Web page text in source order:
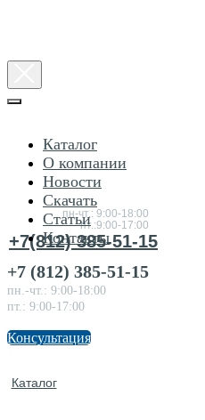
Консультация
по товарам
пн-чт.: 9:00-18:00
пт.:9:00-17:00
+7(812) 385-51-15
Каталог
Каталог
О компании
Новости
Скачать
Статьи
Контакты
+7 (812) 385-51-15
пн.-чт.: 9:00-18:00
пт.: 9:00-17:00
Консультация